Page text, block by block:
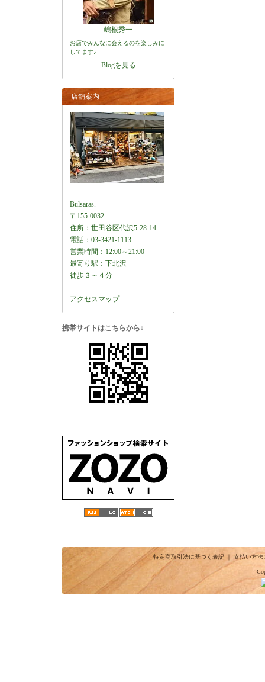
嶋根秀一
お店でみんなに会えるのを楽しみに
してます♪
Blogを見る
店舗案内
Bulsaras.
〒155-0032
住所：世田谷区代沢5-28-14
電話：03-3421-1113
営業時間：12:00～21:00
最寄り駅：下北沢
徒歩３～４分
アクセスマップ
携帯サイトはこちらから↓
特定商取引法に基づく表記｜ 支払い方法